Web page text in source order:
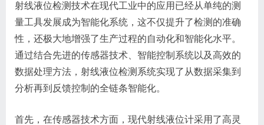
射线液位检测技术在现代工业中的应用已经从单纯的测
量工具发展成为智能化系统，这不仅提升了检测的准确
性，还极大地增强了生产过程的自动化和智能化水平。
通过结合先进的传感器技术、智能控制系统以及高效的
数据处理方法，射线液位检测系统实现了从数据采集到
分析再到反馈控制的全链条智能化。
首先，在传感器技术方面，现代射线液位计采用了高灵